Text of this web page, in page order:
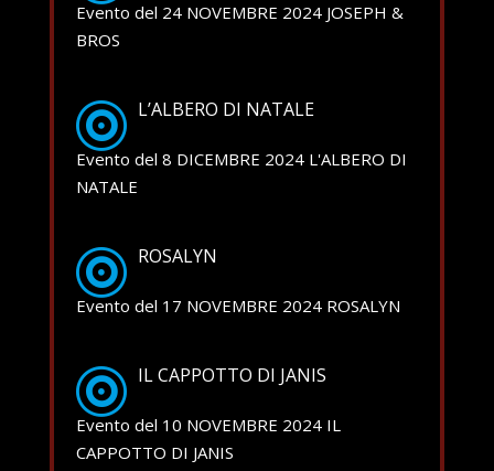
Evento del 24 NOVEMBRE 2024 JOSEPH &
BROS
L’ALBERO DI NATALE
Evento del 8 DICEMBRE 2024 L'ALBERO DI
NATALE
ROSALYN
Evento del 17 NOVEMBRE 2024 ROSALYN
IL CAPPOTTO DI JANIS
Evento del 10 NOVEMBRE 2024 IL
CAPPOTTO DI JANIS